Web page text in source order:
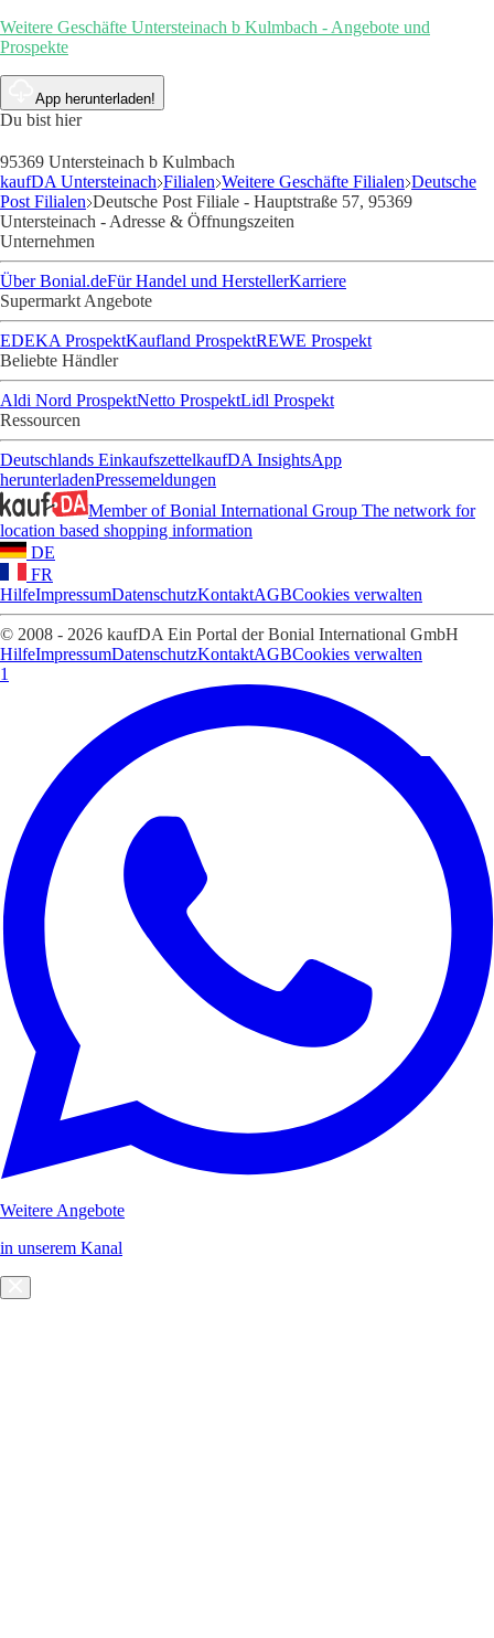
Weitere Geschäfte Untersteinach b Kulmbach - Angebote und
Prospekte
App herunterladen!
Du bist hier
95369 Untersteinach b Kulmbach
kaufDA Untersteinach Filialen Weitere Geschäfte Filialen Deutsche
Post Filialen Deutsche Post Filiale - Hauptstraße 57, 95369
Untersteinach - Adresse & Öffnungszeiten
Unternehmen
Über Bonial.deFür Handel und HerstellerKarriere
Supermarkt Angebote
EDEKA ProspektKaufland ProspektREWE Prospekt
Beliebte Händler
Aldi Nord ProspektNetto ProspektLidl Prospekt
Ressourcen
Deutschlands EinkaufszettelkaufDA InsightsApp
herunterladenPressemeldungen
Member of Bonial International Group The network for
location based shopping information
DE
FR
HilfeImpressumDatenschutzKontaktAGBCookies verwalten
© 2008 - 2026 kaufDA Ein Portal der Bonial International GmbH
HilfeImpressumDatenschutzKontaktAGBCookies verwalten
1
Weitere Angebote
in unserem Kanal